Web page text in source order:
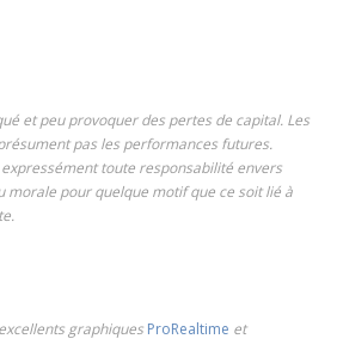
et peu provoquer des pertes de capital. Les
pas les performances futures.
toute responsabilité envers
morale pour quelque motif que ce soit lié à
graphiques ProRealtime et